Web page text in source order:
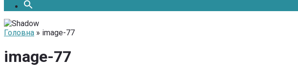
Головна » image-77
image-77